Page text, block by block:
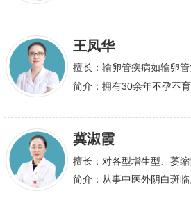
卵管堵塞、输卵管复通、
不孕及子宫性不孕、多囊
王凤华
擅长：输卵管疾病如输卵
管积水、输卵管粘连；盆腔
简介：拥有30余年不孕不
冀淑霞
擅长：对各型增生型、萎
白斑的诊治
简介：从事中医外阴白斑